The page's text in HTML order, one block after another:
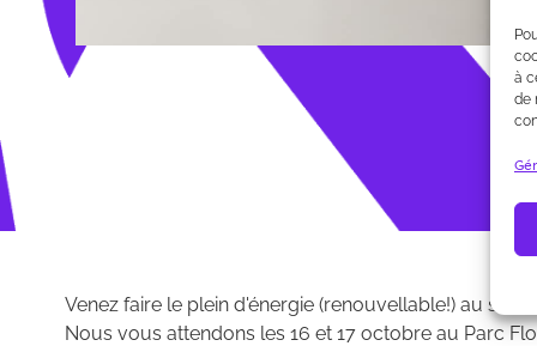
à
de
Venez faire le plein d'énergie (renouvellable!) au
Nous vous attendons les 16 et 17 octobre au Parc